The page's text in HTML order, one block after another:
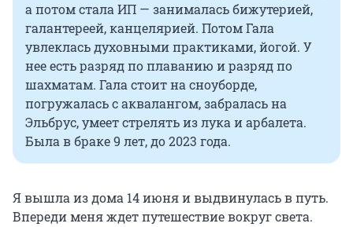
а потом стала ИП — занималась бижутерией,
галантереей, канцелярией. Потом Гала
увлеклась духовными практиками, йогой. У
нее есть разряд по плаванию и разряд по
шахматам. Гала стоит на сноуборде,
погружалась с аквалангом, забралась на
Эльбрус, умеет стрелять из лука и арбалета.
Была в браке 9 лет, до 2023 года.
Я вышла из дома 14 июня и выдвинулась в путь.
Впереди меня ждет путешествие вокруг света.